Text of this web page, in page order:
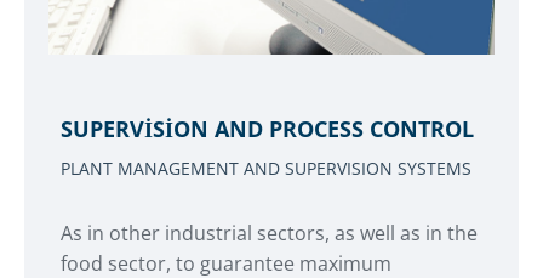
SUPERVISION AND PROCESS CONTROL
PLANT MANAGEMENT AND SUPERVISION SYSTEMS
As in other industrial sectors, as well as in the
food sector, to guarantee maximum